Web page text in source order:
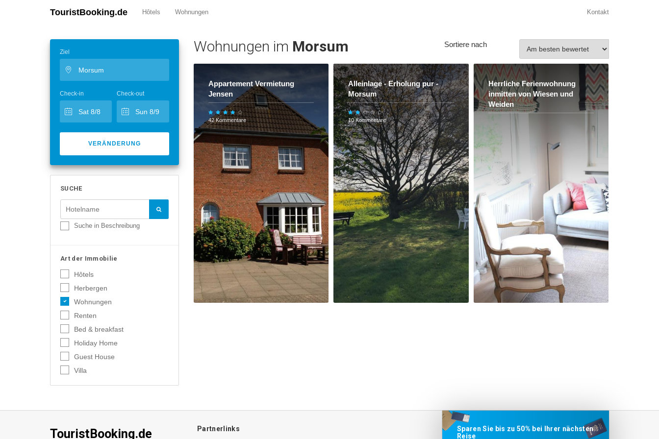
TouristBooking.de Hôtels Wohnungen Kontakt
Ziel
Check-in Check-out
VERÄNDERUNG
SUCHE
Suche in Beschreibung
Art der Immobilie
Hôtels
Herbergen
Wohnungen
Renten
Bed & breakfast
Holiday Home
Guest House
Villa
Wohnungen im Morsum Sortiere nach
Appartement Vermietung
Jensen
42 Kommentare
Alleinlage - Erholung pur -
Morsum
10 Kommentare
Herrliche Ferienwohnung
inmitten von Wiesen und
Weiden
TouristBooking.de Partnerlinks
Sparen Sie bis zu 50% bei Ihrer nächsten
Reise